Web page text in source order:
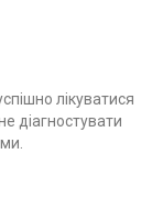
лікуватися
діагностувати